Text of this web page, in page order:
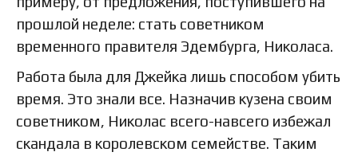
прошлой неделе: стать советником
временного правителя Эдембурга, Николаса.
Работа была для Джейка лишь способом убить
время. Это знали все. Назначив кузена своим
советником, Николас всего-навсего избежал
скандала в королевском семействе. Таким